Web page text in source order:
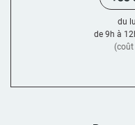
du
de 9h à
(coût